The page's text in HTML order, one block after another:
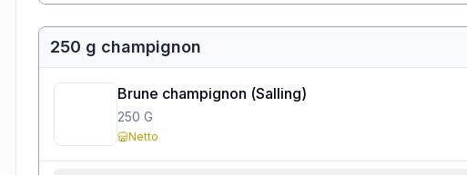
250 g champignon
Brune champignon (Salling)
250 G
Netto